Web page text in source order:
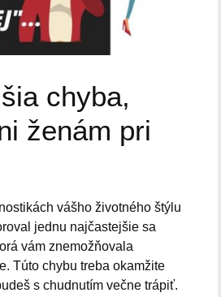
chyba,
ženám pri
vášho životného štýlu
jednu najčastejšie sa
vám znemožňovala
Túto chybu treba okamžite
s chudnutím večne trápiť.